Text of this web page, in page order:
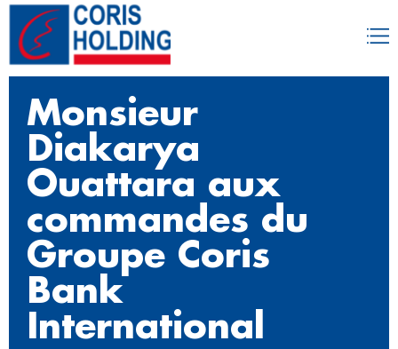
Monsieur
Diakarya
Ouattara aux
commandes du
Groupe Coris
Bank
International